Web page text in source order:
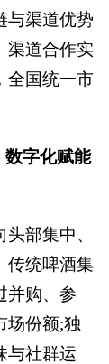
与渠道优势
渠道合作实
全国统一市
数字化赋能
部集中、
传统啤酒集
并购、参
场份额;独
与社群运